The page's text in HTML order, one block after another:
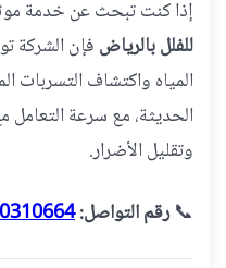
إذا كنت تبحث عن خدمة
للفلل بالرياض فإن الشركة
المياه واكتشاف التسربات
الحديثة، مع سرعة
وتقليل الأضرار.
📞رقم التواصل: